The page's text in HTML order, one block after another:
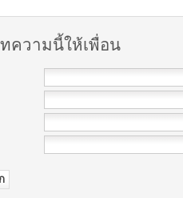
ความนี้ให้เพื่อน